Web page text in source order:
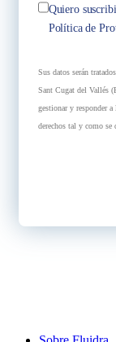
Quiero
Política de
Sus datos serán
Sant Cugat del Vallés
gestionar y responder a
derechos tal y como se